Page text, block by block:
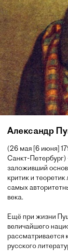
Александр
(26 мая [6 июня]
Санкт-Петербург)
заложивший
критик и
самых
века.
Ещё при жизни
величайшего
рассматривается
русского